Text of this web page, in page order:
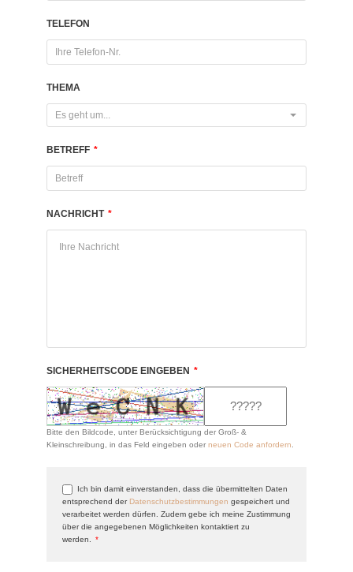
TELEFON
THEMA
Es geht um...
BETREFF *
NACHRICHT *
SICHERHEITSCODE EINGEBEN *
Bitte den Bildcode, unter Berücksichtigung der Groß- &
Kleinschreibung, in das Feld eingeben oder neuen Code anfordern
Ich bin damit einverstanden, dass die übermittelten Daten
entsprechend der Datenschutzbestimmungen gespeichert und
verarbeitet werden dürfen. Zudem gebe ich meine Zustimmung
über die angegebenen Möglichkeiten kontaktiert zu
werden.
*